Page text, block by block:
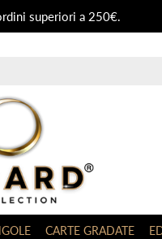
superiori a 250€.
CARTE GRADATE